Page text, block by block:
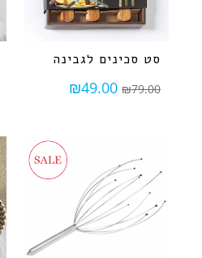
סט סכינים לגבינה
₪79.00
₪49.00